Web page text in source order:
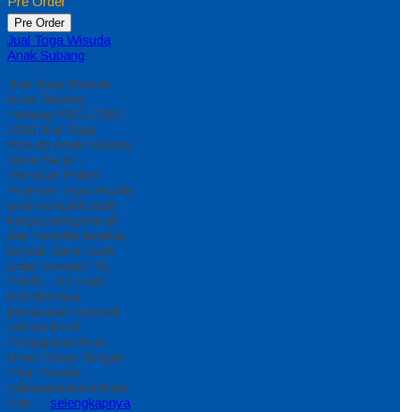
Pre Order
Jual Toga Wisuda
Anak Subang
Jual Toga Wisuda
Anak Subang
Hubungi 0812-2282-
1060 Jual Toga
Wisuda Anak Subang
Jawa Barat –
Temukan Paket
Promosi toga wisuda
anak komplet pada
harga paling murah
dan memiliki kualitas
terbaik, kami kasih
untuk sekolah TK,
PAUD , SD Kami
memberinya
penawaran Special
semua level
Pengajaran Anak
Umur Dasar dengan
Fitur Produk
sebagaimana berikut :
Kain… selengkapnya